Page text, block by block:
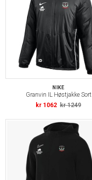
NIKE
Granvin IL Høstjakke Sort
kr 1062 kr 1249